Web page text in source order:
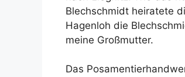
Blechschmidt heiratete
Hagenloh die
meine Großmutter.
Das